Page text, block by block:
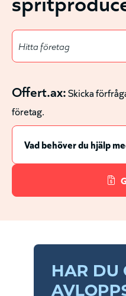
Offert.ax:Skicka
företag.